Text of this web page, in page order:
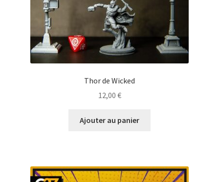
Thor de Wicked
12,00 €
Ajouter au panier